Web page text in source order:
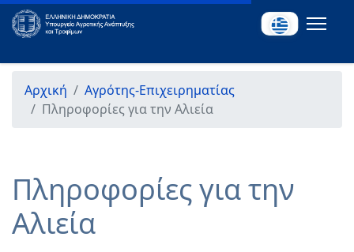
Αρχική
Αγρότης-Επιχειρηματίας
Πληροφορίες για την Αλιεία
Πληροφορίες για την
Αλιεία